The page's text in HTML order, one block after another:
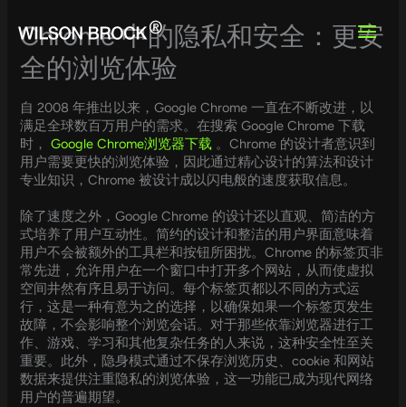
content
Chrome 中的隐私和安全：更安
全的浏览体验
自 2008 年推出以来，Google Chrome 一直在不断改进，以
满足全球数百万用户的需求。在搜索 Google Chrome 下载
时，Google Chrome浏览器下载 。Chrome 的设计者意识到
用户需要更快的浏览体验，因此通过精心设计的算法和设计
专业知识，Chrome 被设计成以闪电般的速度获取信息。
除了速度之外，Google Chrome 的设计还以直观、简洁的方
式培养了用户互动性。简约的设计和整洁的用户界面意味着
用户不会被额外的工具栏和按钮所困扰。Chrome 的标签页非
常先进，允许用户在一个窗口中打开多个网站，从而使虚拟
空间井然有序且易于访问。每个标签页都以不同的方式运
行，这是一种有意为之的选择，以确保如果一个标签页发生
故障，不会影响整个浏览会话。对于那些依靠浏览器进行工
作、游戏、学习和其他复杂任务的人来说，这种安全性至关
重要。此外，隐身模式通过不保存浏览历史、cookie 和网站
数据来提供注重隐私的浏览体验，这一功能已成为现代网络
用户的普遍期望。